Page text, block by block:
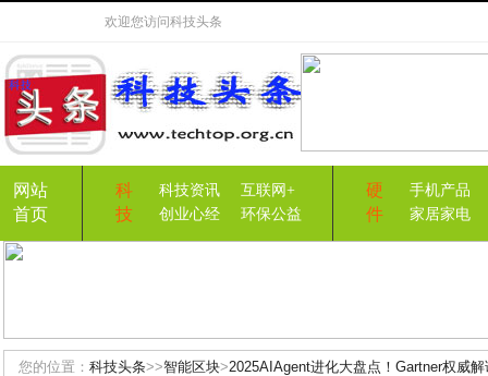
欢迎您访问科技头条
网站
首页
科
技
科技资讯
互联网+
创业心经
环保公益
硬
件
手机产品
家居家电
您的位置： 科技头条>>智能区块>2025AIAgent进化大盘点！Gartner权威